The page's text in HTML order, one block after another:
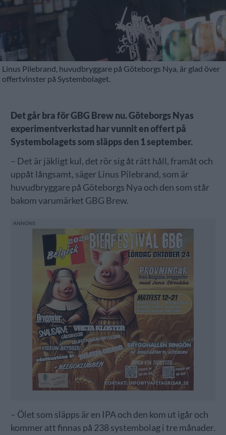
Linus Pilebrand, huvudbryggare på Göteborgs Nya, är glad över
offertvinster på Systembolaget.
Det går bra för GBG Brew nu. Göteborgs Nyas
experimentverkstad har vunnit en offert på
Systembolagets som släpps den 1 september.
– Det är jäkligt kul, det rör sig åt rätt håll, framåt och
uppåt långsamt, säger Linus Pilebrand, som är
huvudbryggare på Göteborgs Nya och den som står
bakom varumärket GBG Brew.
– Ölet som släpps är en IPA och den kom ut igår och
kommer att finnas på 238 systembolag i tre månader.